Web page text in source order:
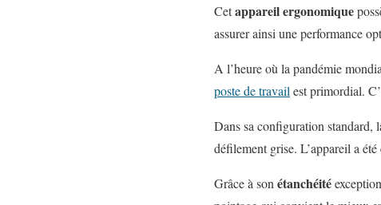
Cetappareilergonomique
assurer ainsi une performance
A l’heure où la pandémie
poste de travail est primordial.
Dans sa configuration standard,
défilement grise. L’appareil a été
Grâce à son étanchéité